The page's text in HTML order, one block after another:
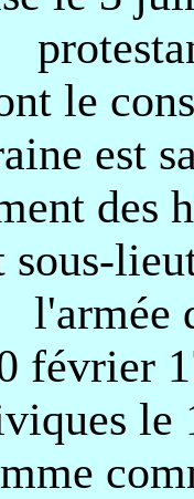
le
est
des
l'armée
février
le